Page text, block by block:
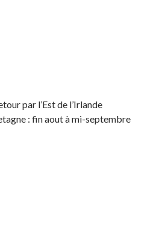
par l’Est de l’Irlande
: fin aout à mi-septembre